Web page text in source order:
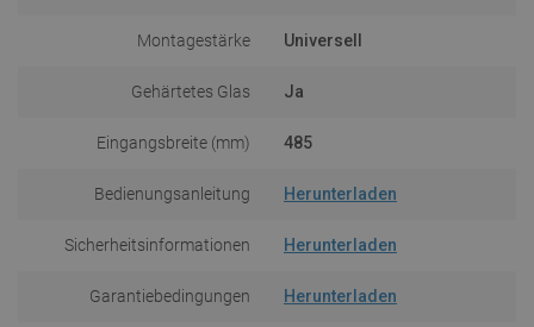
Montagestärke Universell
Gehärtetes Glas Ja
Eingangsbreite (mm) 485
Bedienungsanleitung Herunterladen
Sicherheitsinformationen Herunterladen
Garantiebedingungen Herunterladen